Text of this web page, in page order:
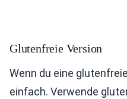
Glutenfreie Version
Wenn du eine
einfach. Verwende